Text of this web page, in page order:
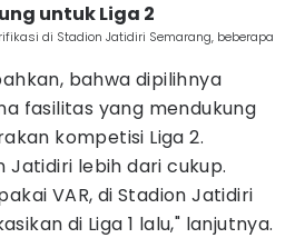
untuk Liga 2
di Stadion Jatidiri Semarang, beberapa
bahwa dipilihnya
fasilitas yang mendukung
kompetisi Liga 2.
Jatidiri lebih dari cukup.
VAR, di Stadion Jatidiri
di Liga 1 lalu," lanjutnya.